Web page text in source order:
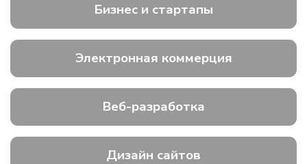
Бизнес и стартапы
Электронная коммерция
Веб-разработка
Дизайн сайтов